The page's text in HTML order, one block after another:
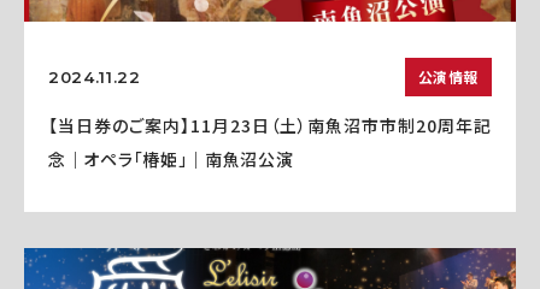
2024.11.22 公演情報
【当日券のご案内】11月23日（土）南魚沼市市制20周年記
念｜オペラ「椿姫」｜南魚沼公演